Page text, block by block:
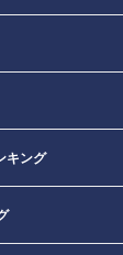
キング